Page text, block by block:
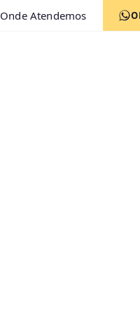
Onde Atendemos